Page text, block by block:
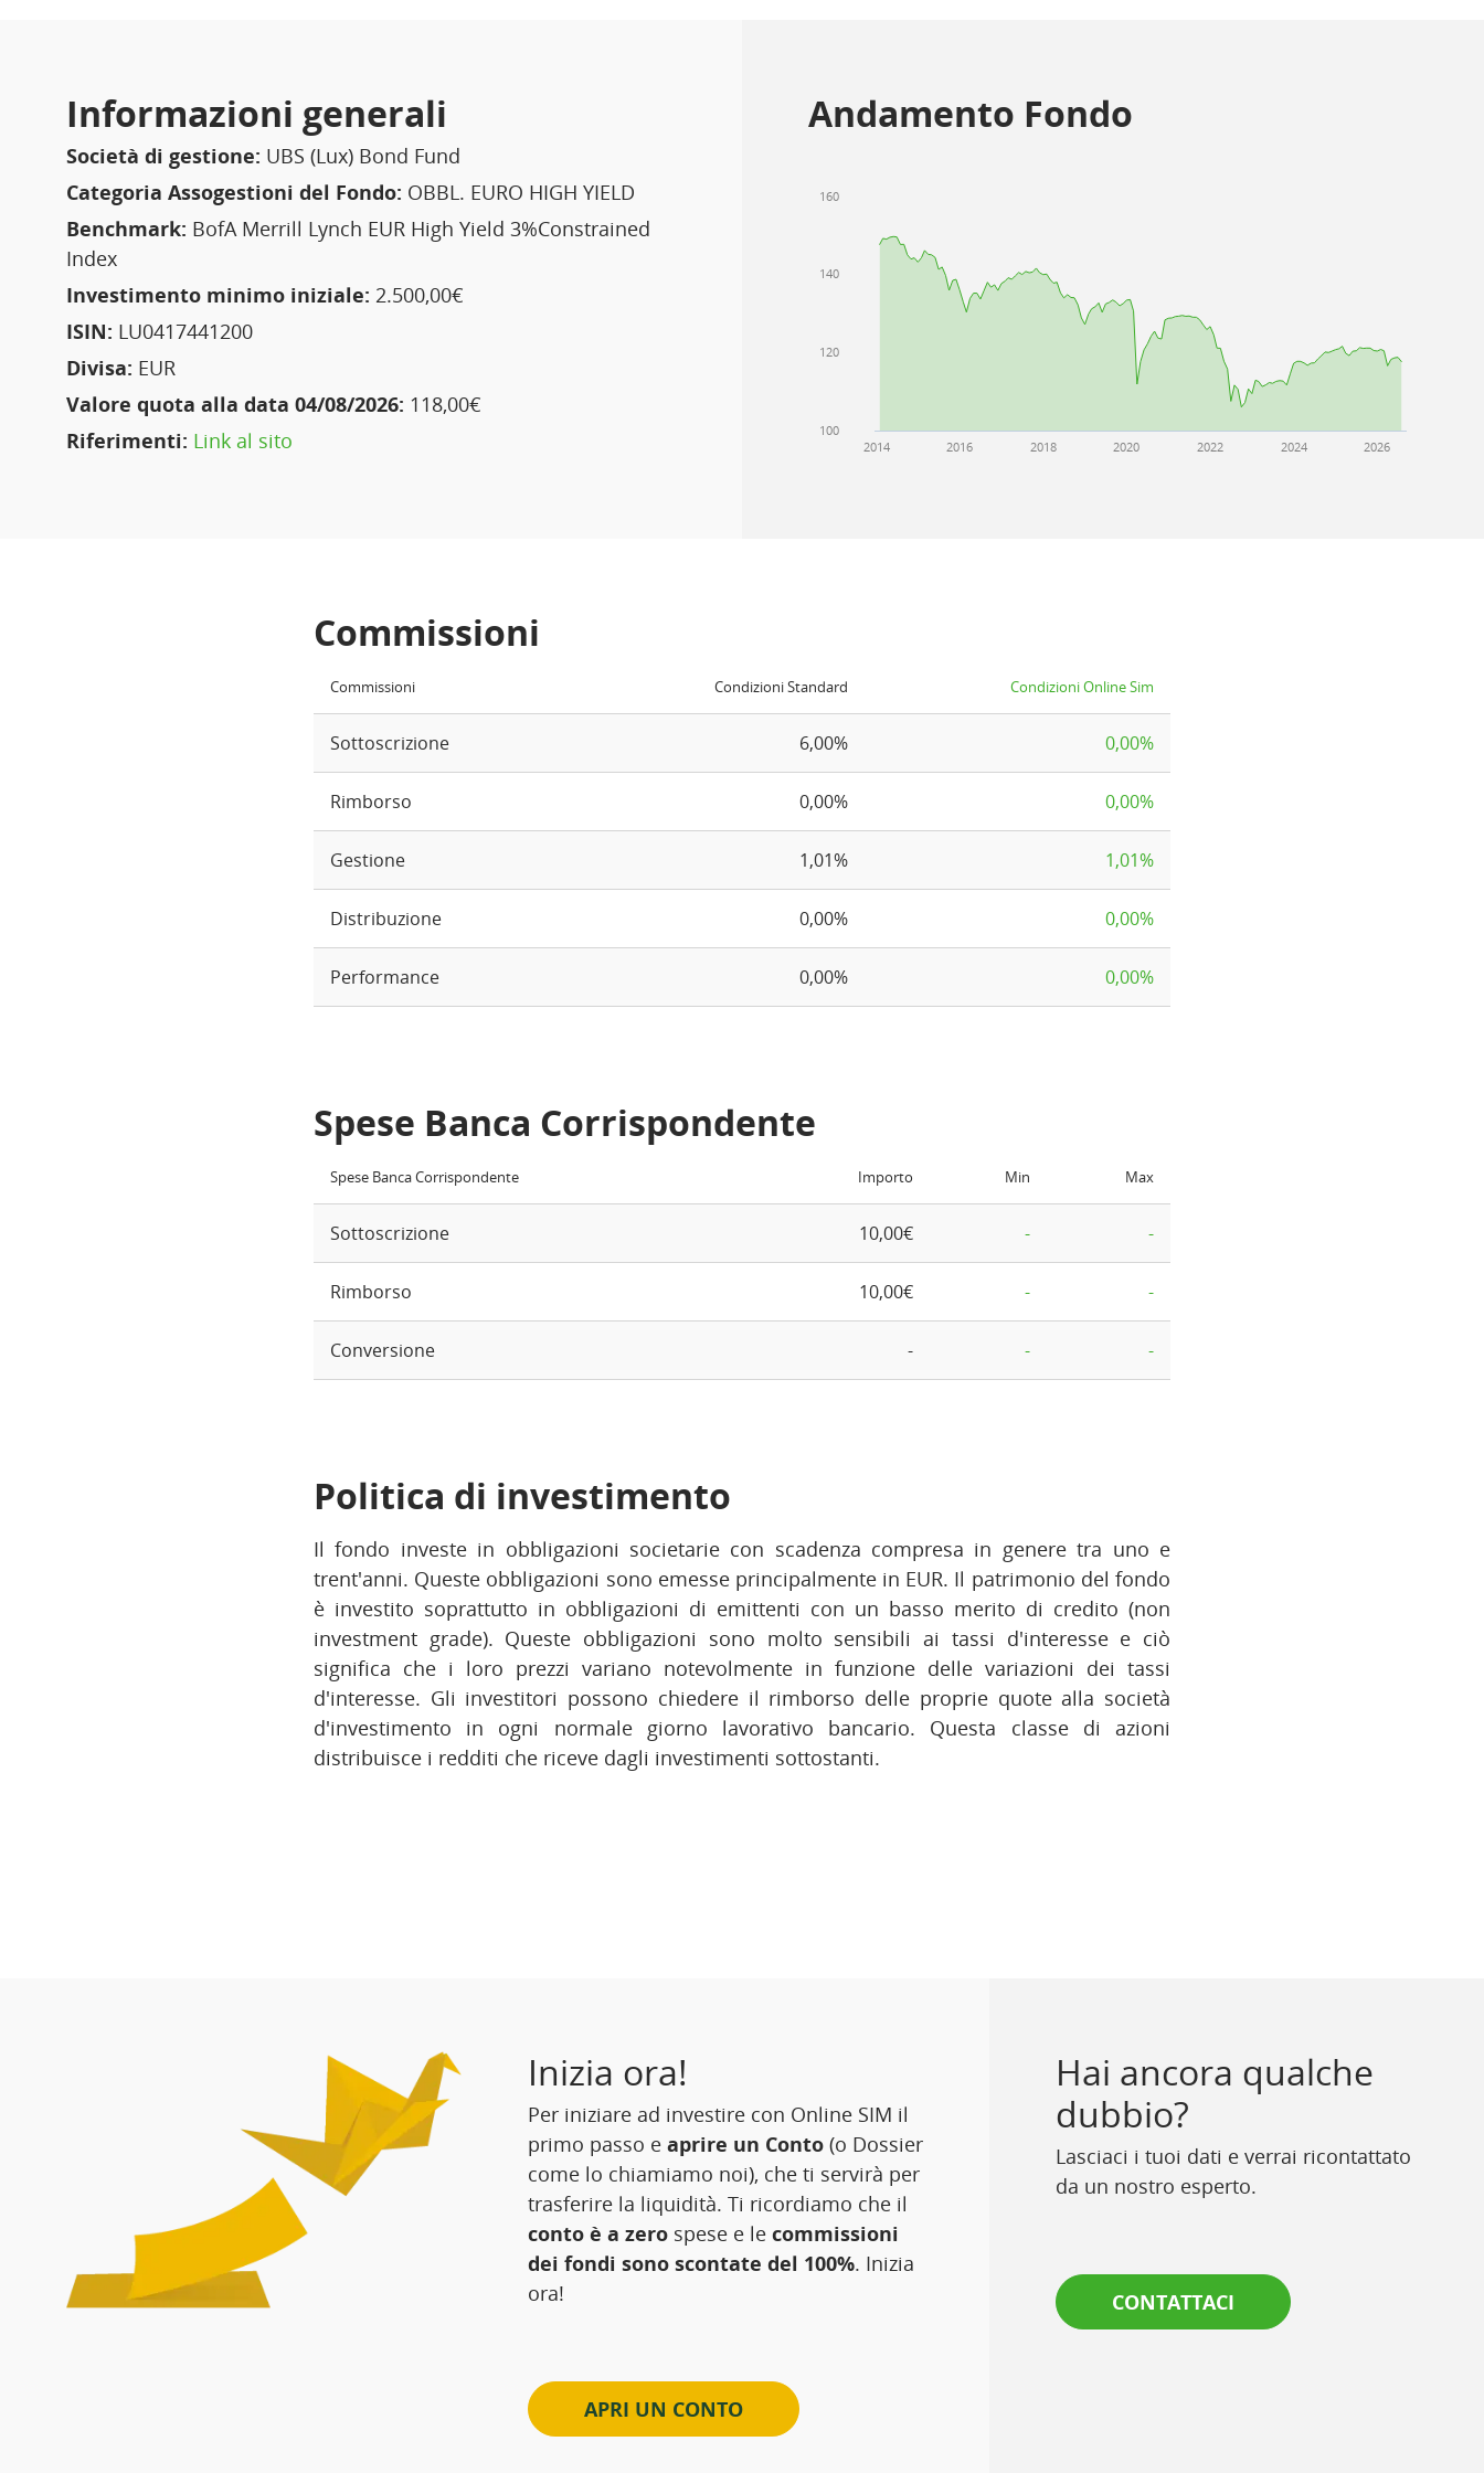
Informazioni generali
Società di gestione: UBS (Lux) Bond Fund
Categoria Assogestioni del Fondo: OBBL. EURO HIGH YIELD
Benchmark: BofA Merrill Lynch EUR High Yield 3%Constrained
Index
Investimento minimo iniziale: 2.500,00€
ISIN: LU0417441200
Divisa: EUR
Valore quota alla data 04/08/2026: 118,00€
Riferimenti: Link al sito
Andamento Fondo
2014 2016 2018 2020 2022 2024 2026
100
120
140
160
Commissioni
Commissioni Condizioni Standard Condizioni Online Sim
Sottoscrizione 6,00% 0,00%
Rimborso 0,00% 0,00%
Gestione 1,01% 1,01%
Distribuzione 0,00% 0,00%
Performance 0,00% 0,00%
Spese Banca Corrispondente
Spese Banca Corrispondente Importo Min Max
Sottoscrizione 10,00€ - -
Rimborso 10,00€ - -
Conversione - - -
Politica di investimento
Il fondo investe in obbligazioni societarie con scadenza compresa in genere tra uno e
trent'anni. Queste obbligazioni sono emesse principalmente in EUR. Il patrimonio del fondo
è investito soprattutto in obbligazioni di emittenti con un basso merito di credito (non
investment grade). Queste obbligazioni sono molto sensibili ai tassi d'interesse e ciò
significa che i loro prezzi variano notevolmente in funzione delle variazioni dei tassi
d'interesse. Gli investitori possono chiedere il rimborso delle proprie quote alla società
d'investimento in ogni normale giorno lavorativo bancario. Questa classe di azioni
distribuisce i redditi che riceve dagli investimenti sottostanti.
Inizia ora!
Per iniziare ad investire con Online SIM il
primo passo e aprire un Conto (o Dossier
come lo chiamiamo noi), che ti servirà per
trasferire la liquidità. Ti ricordiamo che il
conto è a zero spese e le commissioni
dei fondi sono scontate del 100%. Inizia
ora!
APRI UN CONTO
Hai ancora qualche
dubbio?
Lasciaci i tuoi dati e verrai ricontattato
da un nostro esperto.
CONTATTACI